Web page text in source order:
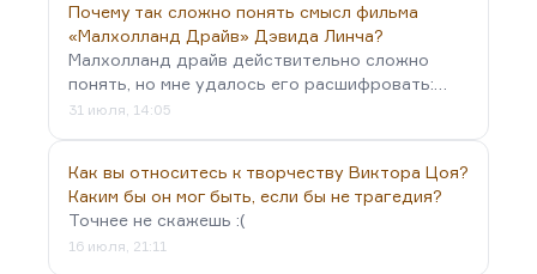
Почему так сложно понять смысл фильма
«Малхолланд Драйв» Дэвида Линча?
Малхолланд драйв действительно сложно
понять, но мне удалось его расшифровать:…
31 июля, 14:05
Как вы относитесь к творчеству Виктора Цоя?
Каким бы он мог быть, если бы не трагедия?
Точнее не скажешь :(
16 июля, 21:11